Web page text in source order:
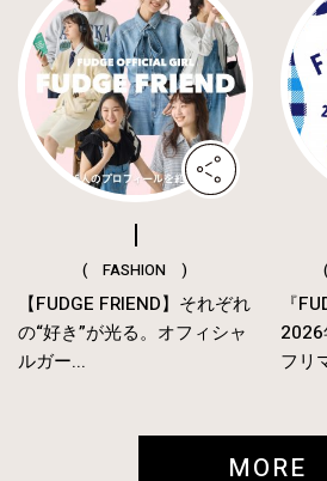
( FASHION )
【FUDGE FRIEND】それぞれ
の“好き”が光る。オフィシャ
ルガー...
『
2026
フリ
MORE